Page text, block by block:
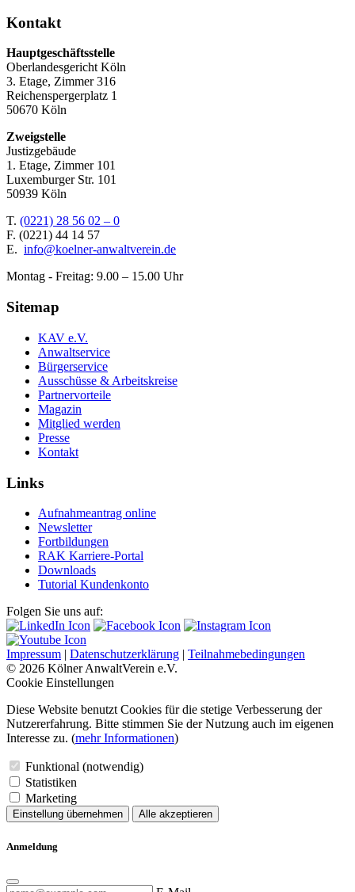
Kontakt
Hauptgeschäftsstelle
Oberlandesgericht Köln
3. Etage, Zimmer 316
Reichenspergerplatz 1
50670 Köln
Zweigstelle
Justizgebäude
1. Etage, Zimmer 101
Luxemburger Str. 101
50939 Köln
T. (0221) 28 56 02 – 0
F. (0221) 44 14 57
E. info@koelner-anwaltverein.de
Montag - Freitag: 9.00 – 15.00 Uhr
Sitemap
KAV e.V.
Anwaltservice
Bürgerservice
Ausschüsse & Arbeitskreise
Partnervorteile
Magazin
Mitglied werden
Presse
Kontakt
Links
Aufnahmeantrag online
Newsletter
Fortbildungen
RAK Karriere-Portal
Downloads
Tutorial Kundenkonto
Folgen Sie uns auf:
Impressum | Datenschutzerklärung | Teilnahmebedingungen
© 2026 Kölner AnwaltVerein e.V.
Cookie Einstellungen
Diese Website benutzt Cookies für die stetige Verbesserung der
Nutzererfahrung. Bitte stimmen Sie der Nutzung auch im eigenen
Interesse zu. (mehr Informationen)
Funktional (notwendig)
Statistiken
Marketing
Einstellung übernehmen Alle akzeptieren
Anmeldung